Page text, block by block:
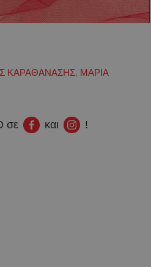
ΚΑΡΑΘΑΝΑΣΗΣ, ΜΑΡΙΑ
σε και !